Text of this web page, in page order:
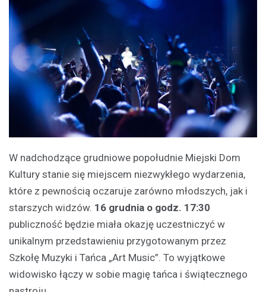
W nadchodzące grudniowe popołudnie Miejski Dom
Kultury stanie się miejscem niezwykłego wydarzenia,
które z pewnością oczaruje zarówno młodszych, jak i
starszych widzów. 16 grudnia o godz. 17:30
publiczność będzie miała okazję uczestniczyć w
unikalnym przedstawieniu przygotowanym przez
Szkołę Muzyki i Tańca „Art Music”. To wyjątkowe
widowisko łączy w sobie magię tańca i świątecznego